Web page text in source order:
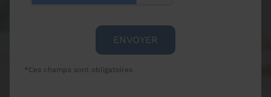
*Ces champs sont obligatoires